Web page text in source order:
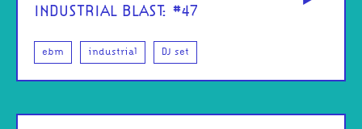
INDUSTRIAL BLAST: #47
ebm industrial DJ set